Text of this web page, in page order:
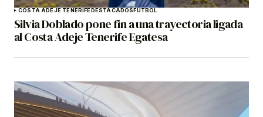
COSTA ADEJE TENERIFEDESTACADOSFÚTBOL
Silvia Doblado pone fin a una trayectoria ligada
al Costa Adeje Tenerife Egatesa